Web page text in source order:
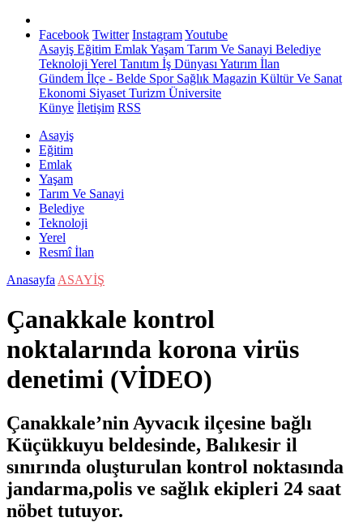
Facebook Twitter InstagramYoutube
Asayiş Eğitim EmlakYaşam Tarım Ve Sanayi Belediye
Teknoloji Yerel Tanıtım İş Dünyası Yatırım İlan
Gündem İlçe - Belde SporSağlık Magazin Kültür Ve Sanat
Ekonomi Siyaset Turizm Üniversite
Künye İletişim RSS
Asayiş
Eğitim
Emlak
Yaşam
Tarım Ve Sanayi
Belediye
Teknoloji
Yerel
Resmî İlan
Anasayfa ASAYİŞ
Çanakkale kontrol
noktalarında korona virüs
denetimi (VİDEO)
Çanakkale’nin Ayvacık ilçesine bağlı
Küçükkuyu beldesinde, Balıkesir il
sınırında oluşturulan kontrol noktasında
jandarma,polis ve sağlık ekipleri 24 saat
nöbet tutuyor.